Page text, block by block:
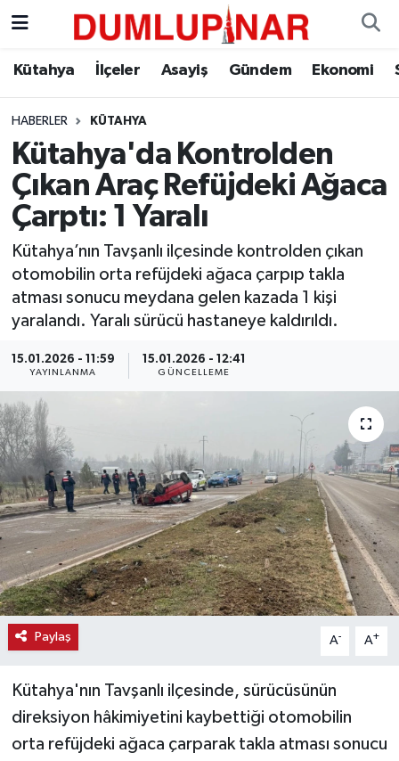
Kütahya İlçeler Asayiş Gündem Ekonomi
HABERLER KÜTAHYA
Kütahya'da Kontrolden
Çıkan Araç Refüjdeki Ağaca
Çarptı: 1 Yaralı
Kütahya’nın Tavşanlı ilçesinde kontrolden çıkan
otomobilin orta refüjdeki ağaca çarpıp takla
atması sonucu meydana gelen kazada 1 kişi
yaralandı. Yaralı sürücü hastaneye kaldırıldı.
15.01.2026 - 11:59
YAYINLANMA
15.01.2026 - 12:41
GÜNCELLEME
Paylaş A- A+
Kütahya'nın Tavşanlı ilçesinde, sürücüsünün
direksiyon hâkimiyetini kaybettiği otomobilin
orta refüjdeki ağaca çarparak takla atması sonucu
Asayiş
Diğer
Dünya
Eğitim
Ekonomi
Eleman
Haber
Haber İlanlar
Kültür-Sanat
Magazin
Resmi İlanlar
Seri İlan
Siyaset
Kütahya Hava Durumu
Kütahya Trafik Yoğunluk Haritası
Süper Lig Puan Durumu ve Fikstür
Tüm Manşetler
Son Dakika Haberleri
Haber Arşivi